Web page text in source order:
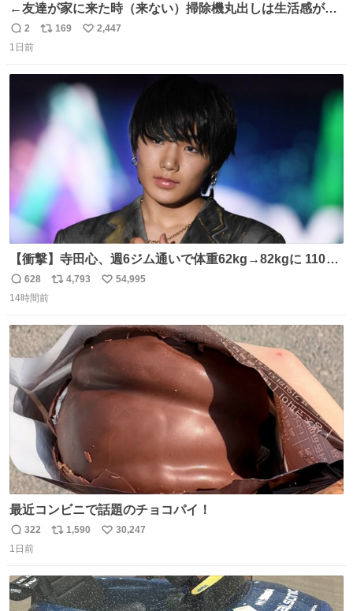
←友達が家に来た時（来ない）掃除機丸出しは生活感が出
てかっこ悪いなぁ →せや
返
信
2
リ
数
169
い
数
2,447
1日前
【衝撃】寺田心、週6ジム通いで体重62kg→82kgに 110kg
のベンチプレス持ち上げる姿披露
news.livedoor.com/article/detail… 元々自重のみだった
のためおにぎり10個、ゼリー飲料3～4本、パスタと毎日4
千kcalオーバーの食事を摂取し、増量したという。
返
信
628
リ
ト
数
4,793
い
数
54,995
14時間前
最近コンビニで話題のチョコパイ！
返
信
322
リ
ト
数
1,590
い
数
30,247
1日前